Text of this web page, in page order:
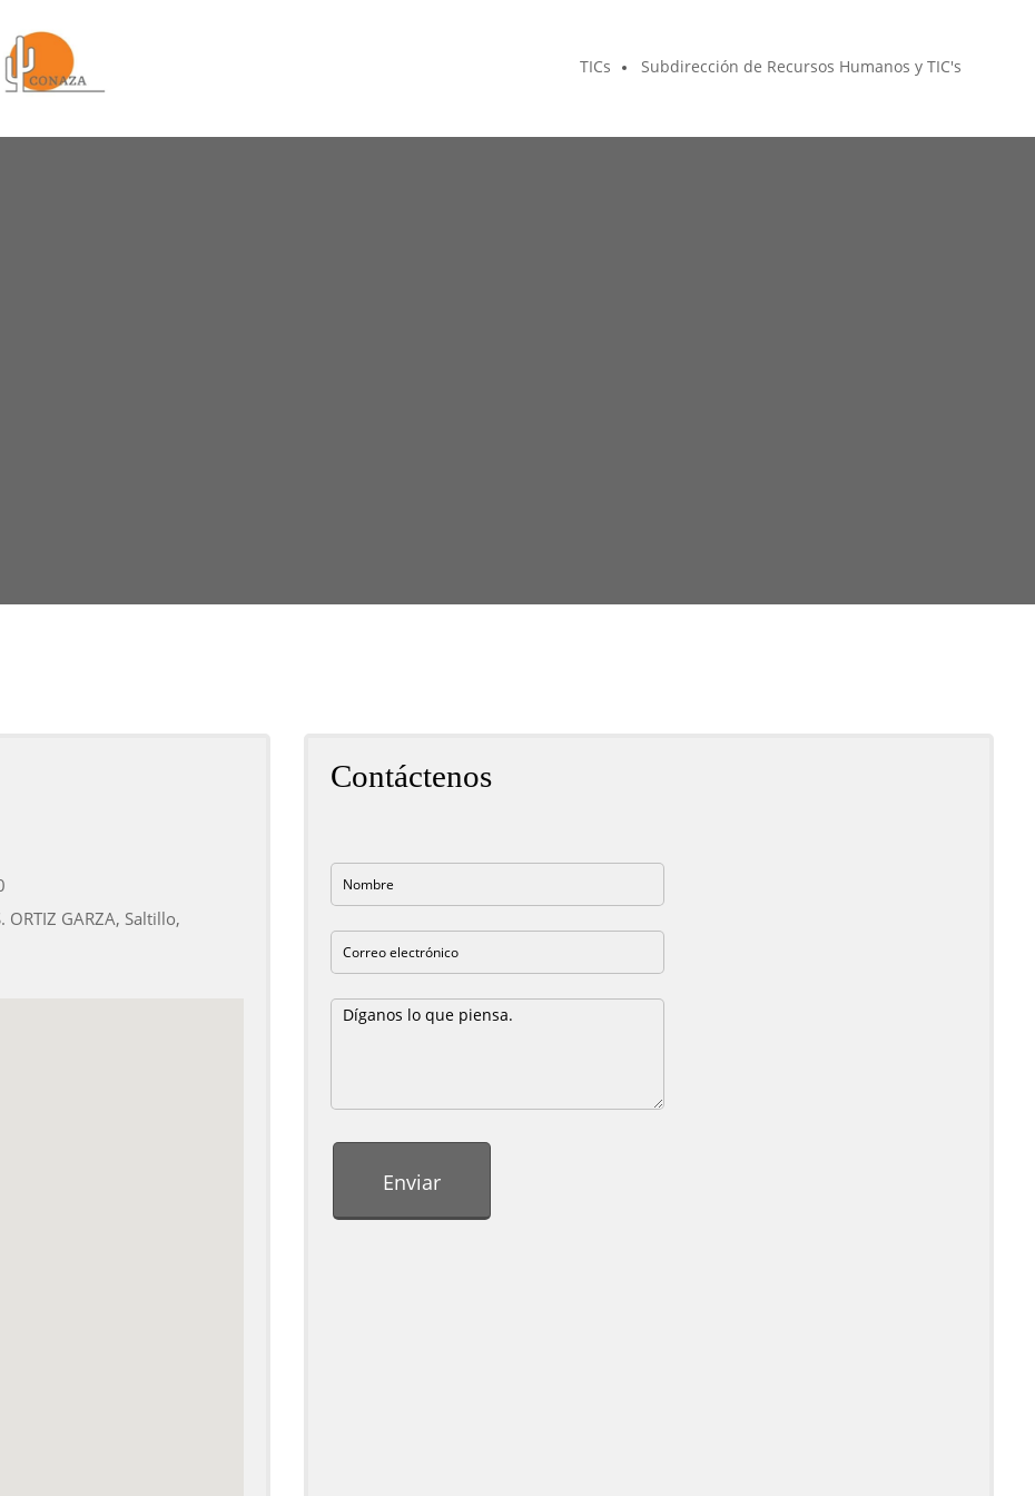
TICs Subdirección de Recursos Humanos y TIC's
ORTIZ GARZA, Saltillo,
Contáctenos
Enviar